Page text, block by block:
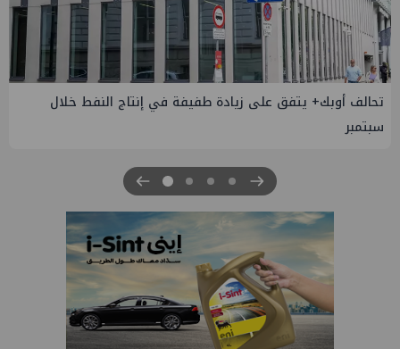
يتفق على زيادة طفيفة في إنتاج النفط خلال
إسدال الستار